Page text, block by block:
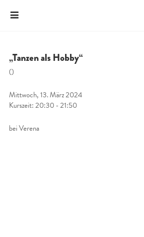
„Tanzen als Hobby“
()
Mittwoch, 13. März 2024
Kurszeit: 20:30 - 21:50
bei Verena